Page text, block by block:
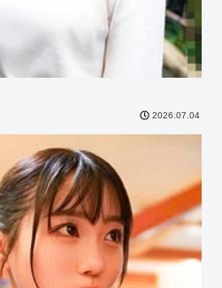
2026.07.04